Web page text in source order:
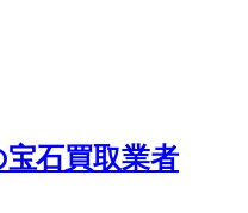
石買取業者